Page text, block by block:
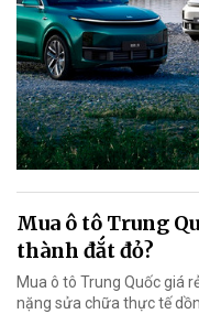
Mua ô tô Trung
thành đắt đỏ?
Mua ô tô Trung Quốc giá
nặng sửa chữa thực tế